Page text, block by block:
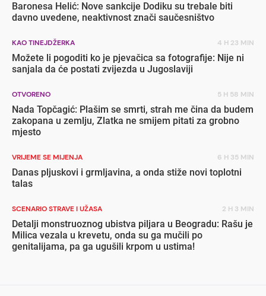
Baronesa Helić: Nove sankcije Dodiku su trebale biti
davno uvedene, neaktivnost znači saučesništvo
KAO TINEJDŽERKA 4 H 23 MIN
Možete li pogoditi ko je pjevačica sa fotografije: Nije ni
sanjala da će postati zvijezda u Jugoslaviji
OTVORENO 5 H 58 MIN
Nada Topčagić: Plašim se smrti, strah me čina da budem
zakopana u zemlju, Zlatka ne smijem pitati za grobno
mjesto
VRIJEME SE MIJENJA 6 H 35 MIN
Danas pljuskovi i grmljavina, a onda stiže novi toplotni
talas
SCENARIO STRAVE I UŽASA 2 H 3 MIN
Detalji monstruoznog ubistva piljara u Beogradu: Rašu je
Milica vezala u krevetu, onda su ga mučili po
genitalijama, pa ga ugušili krpom u ustima!